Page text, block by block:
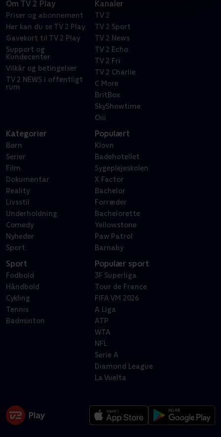
Om TV 2 Play
Priser og abonnement
Her kan du se TV 2 Play
Gavekort til TV 2 Play
Support og
Kundecenter
Vilkår og betingelser
TV 2 NEWS i offentligt
rum
Kanaler
TV 2
TV 2 Sport
TV 2 News
TV 2 Echo
TV 2 Fri
TV 2 Charlie
C More
BritBox
SkyShowtime
Oiii
Kategorier
Børn
Serier
Film
Dokumentar
Reality
Livsstil
Underholdning
Comedy
Nyheder
Sport
Populært
Klovn
Badehotellet
Sygeplejeskolen
X Factor
Bachelor
Forræder
Bachelorette
Yellowstone
Paw Patrol
Barnaby
Sport
Fodbold
Håndbold
Cykling
Tennis
Badminton
Populær sport
3F Superliga
Tour de France
FIFA VM 2026
A Liga
ATP
WTA
NFL
Serie A
Diamond League
La Vuelta